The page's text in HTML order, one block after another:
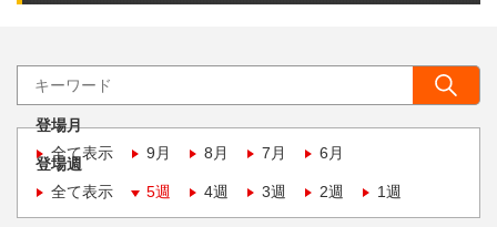
登場月
全て表示
9月 8月 7月 6月
登場週
全て表示
5週 4週 3週 2週 1週